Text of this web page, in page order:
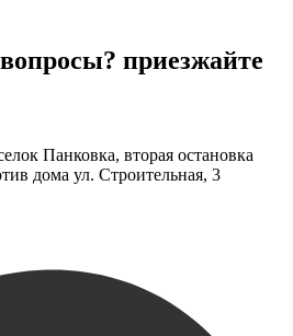
приезжайте
Панковка, вторая остановка
дома ул. Строительная, 3